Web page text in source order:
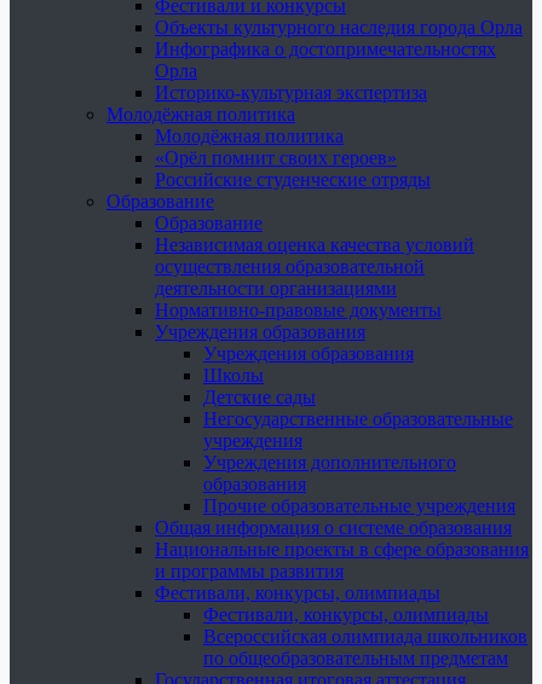
Фестивали и конкурсы
Объекты культурного наследия города Орла
Инфографика о достопримечательностях
Орла
Историко-культурная экспертиза
Молодёжная политика
Молодёжная политика
«Орёл помнит своих героев»
Российские студенческие отряды
Образование
Образование
Независимая оценка качества условий
осуществления образовательной
деятельности организациями
Нормативно-правовые документы
Учреждения образования
Учреждения образования
Школы
Детские сады
Негосударственные образовательные
учреждения
Учреждения дополнительного
образования
Прочие образовательные учреждения
Общая информация о системе образования
Национальные проекты в сфере образования
и программы развития
Фестивали, конкурсы, олимпиады
Фестивали, конкурсы, олимпиады
Всероссийская олимпиада школьников
по общеобразовательным предметам
Государственная итоговая аттестация